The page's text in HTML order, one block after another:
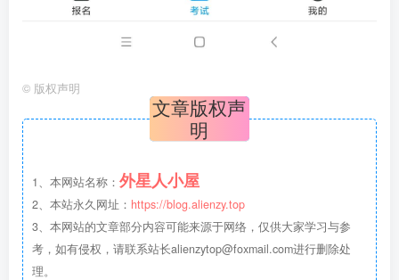
© 版权声明
文章版权声
明
1、本网站名称： 外星人小屋
2、本站永久网址： https://blog.alienzy.top
3、本网站的文章部分内容可能来源于网络，仅供大家学习与参
考，如有侵权，请联系站长alienzytop@foxmail.com进行删除处
理。